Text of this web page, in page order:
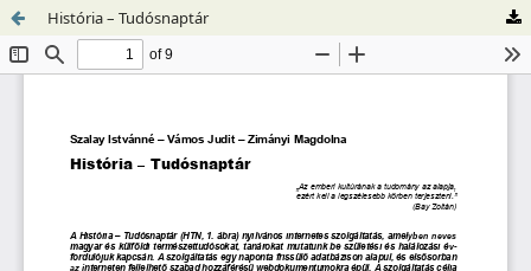
História – Tudósnaptár